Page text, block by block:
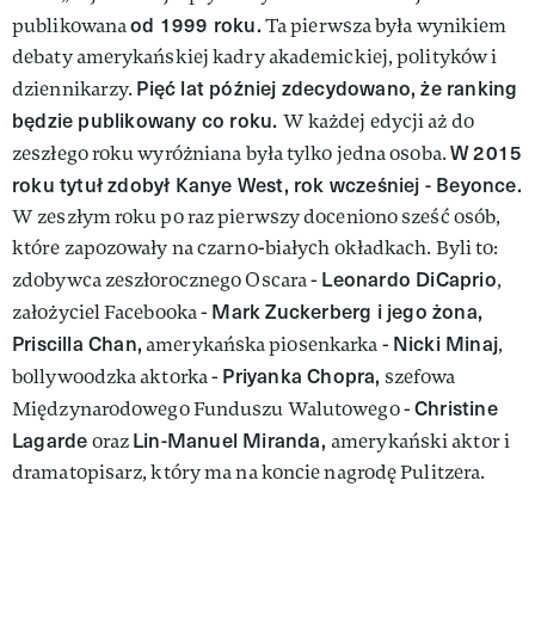
publikowanaod 1999 roku.Ta pierwsza była wynikiem
debaty amerykańskiej kadry akademickiej, polityków i
dziennikarzy. Pięć lat później zdecydowano, że ranking
będzie publikowany co roku. W każdej edycji aż do
zeszłego roku wyróżniana była tylko jedna osoba.W 2015
roku tytuł zdobył Kanye West, rok wcześniej - Beyonce.
W zeszłym roku po raz pierwszy doceniono sześć osób,
które zapozowały na czarno-białych okładkach. Byli to:
zdobywca zeszłorocznego Oscara - Leonardo DiCaprio,
założyciel Facebooka - Mark Zuckerberg i jego żona,
Priscilla Chan, amerykańska piosenkarka - Nicki Minaj,
bollywoodzka aktorka - Priyanka Chopra, szefowa
Międzynarodowego Funduszu Walutowego -Christine
LagardeorazLin-Manuel Miranda, amerykański aktor i
dramatopisarz, który ma na koncie nagrodę Pulitzera.